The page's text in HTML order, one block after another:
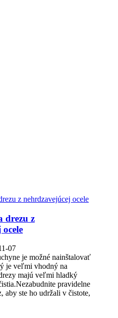
drezu z
07
je možné nainštalovať
je veľmi vhodný na
majú veľmi hladký
pravidelne
aby ste ho udržali v čistote,